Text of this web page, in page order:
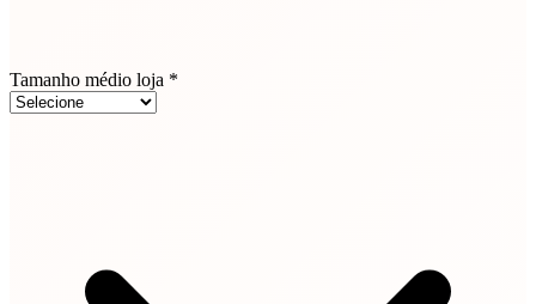
Tamanho médio loja *